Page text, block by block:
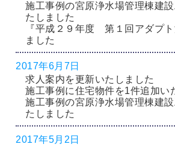
施工事例の宮原浄水場管理棟建
たしました
『平成２９年度 第１回アダプ
ました
2017年6月7日
求人案内を更新いたしました
施工事例に住宅物件を1件追加い
施工事例の宮原浄水場管理棟建
たしました
2017年5月2日